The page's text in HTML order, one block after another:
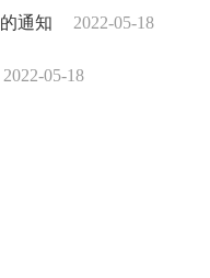
通知 2022-05-18
2022-05-18